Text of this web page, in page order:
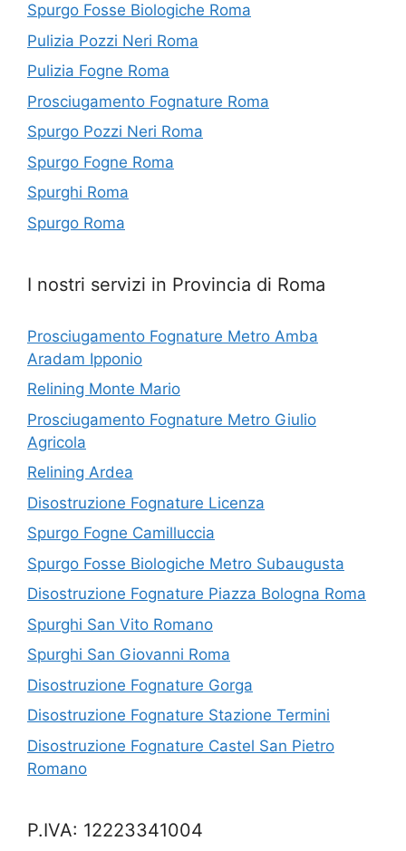
Spurgo Fosse Biologiche Roma
Pulizia Pozzi Neri Roma
Pulizia Fogne Roma
Prosciugamento Fognature Roma
Spurgo Pozzi Neri Roma
Spurgo Fogne Roma
Spurghi Roma
Spurgo Roma
I nostri servizi in Provincia di Roma
Prosciugamento Fognature Metro Amba
Aradam Ipponio
Relining Monte Mario
Prosciugamento Fognature Metro Giulio
Agricola
Relining Ardea
Disostruzione Fognature Licenza
Spurgo Fogne Camilluccia
Spurgo Fosse Biologiche Metro Subaugusta
Disostruzione Fognature Piazza Bologna Roma
Spurghi San Vito Romano
Spurghi San Giovanni Roma
Disostruzione Fognature Gorga
Disostruzione Fognature Stazione Termini
Disostruzione Fognature Castel San Pietro
Romano
P.IVA: 12223341004